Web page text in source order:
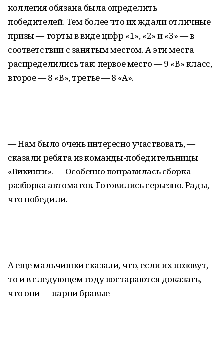
коллегия обязана была определить
победителей. Тем более что их ждали отличные
призы — торты в виде цифр «1», «2» и «3» — в
соответствии с занятым местом. А эти места
распределились так: первое место — 9 «В» класс,
второе — 8 «В», третье — 8 «А».
— Нам было очень интересно участвовать, —
сказали ребята из команды-победительницы
«Викинги». — Особенно понравилась сборка-
разборка автоматов. Готовились серьезно. Рады,
что победили.
А еще мальчишки сказали, что, если их позовут,
то и в следующем году постараются доказать,
что они — парни бравые!